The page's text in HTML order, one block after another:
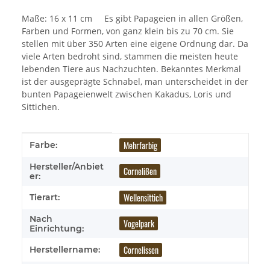
Maße: 16 x 11 cm Es gibt Papageien in allen Größen,
Farben und Formen, von ganz klein bis zu 70 cm. Sie
stellen mit über 350 Arten eine eigene Ordnung dar. Da
viele Arten bedroht sind, stammen die meisten heute
lebenden Tiere aus Nachzuchten. Bekanntes Merkmal
ist der ausgeprägte Schnabel, man unterscheidet in der
bunten Papageienwelt zwischen Kakadus, Loris und
Sittichen.
Produkteigenschaft
Wert
Farbe: Mehrfarbig
Hersteller/Anbiet
er:
Cornelißen
Tierart: Wellensittich
Nach
Einrichtung:
Vogelpark
Herstellername: Cornelissen